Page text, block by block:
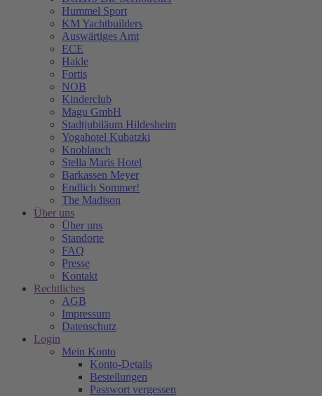
Hummel Sport
KM Yachtbuilders
Auswärtiges Amt
ECE
Hakle
Fortis
NOB
Kinderclub
Magu GmbH
Stadtjubiläum Hildesheim
Yogahotel Kubatzki
Knoblauch
Stella Maris Hotel
Barkassen Meyer
Endlich Sommer!
The Madison
Über uns
Über uns
Standorte
FAQ
Presse
Kontakt
Rechtliches
AGB
Impressum
Datenschutz
Login
Mein Konto
Konto-Details
Bestellungen
Passwort vergessen